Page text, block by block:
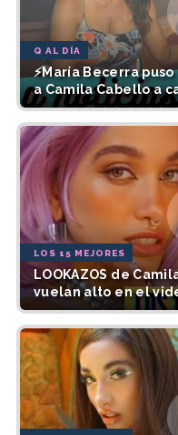
Q AL DÍA
⚡María Becerra
a Camila Cabello a
LOS 15 MEJORES
LOOKAZOS de
vuelan alto en el